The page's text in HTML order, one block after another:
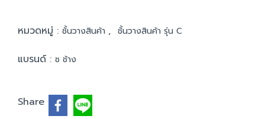
หมวดหมู่ : ชั้นวางสินค้า , ชั้นวางสินค้า รุ่น C
แบรนด์ : ช ช้าง
Share